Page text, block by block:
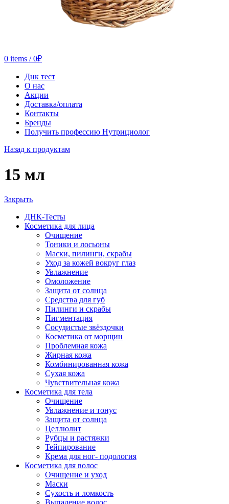
0 items / 0₽
Днк тест
О нас
Акции
Доставка/оплата
Контакты
Бренды
Получить профессию Нутрициолог
Назад к продуктам
15 мл
Закрыть
ДНК-Тесты
Косметика для лица
Очищение
Тоники и лосьоны
Маски, пилинги, скрабы
Уход за кожей вокруг глаз
Увлажнение
Омоложение
Защита от солнца
Средства для губ
Пилинги и скрабы
Пигментация
Сосудистые звёздочки
Косметика от морщин
Проблемная кожа
Жирная кожа
Комбинированная кожа
Сухая кожа
Чувствительная кожа
Косметика для тела
Очищение
Увлажнение и тонус
Защита от солнца
Целлюлит
Рубцы и растяжки
Тейпирование
Крема для ног- подология
Косметика для волос
Очищение и уход
Маски
Сухость и ломкость